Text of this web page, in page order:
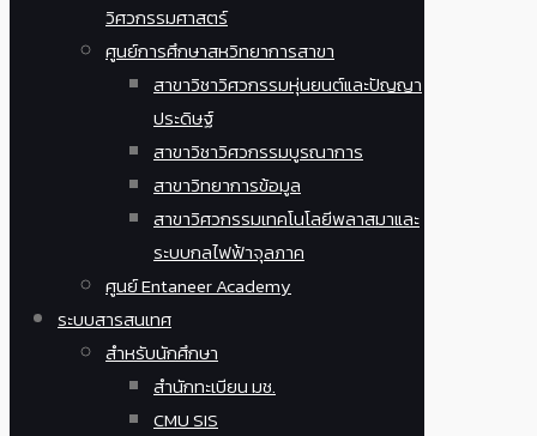
วิศวกรรมศาสตร์
ศูนย์การศึกษาสหวิทยาการสาขา
สาขาวิชาวิศวกรรมหุ่นยนต์และปัญญา
ประดิษฐ์
สาขาวิชาวิศวกรรมบูรณาการ
สาขาวิทยาการข้อมูล
สาขาวิศวกรรมเทคโนโลยีพลาสมาและ
ระบบกลไฟฟ้าจุลภาค
ศูนย์ Entaneer Academy
ระบบสารสนเทศ
สำหรับนักศึกษา
สำนักทะเบียน มช.
CMU SIS